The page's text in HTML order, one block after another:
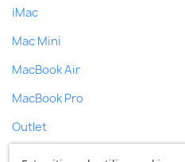
iMac
Mac Mini
MacBook Air
MacBook Pro
Outlet
Ofertas